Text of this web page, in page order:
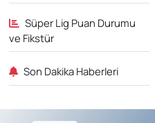
Süper Lig Puan Durumu
ve Fikstür
Son Dakika Haberleri